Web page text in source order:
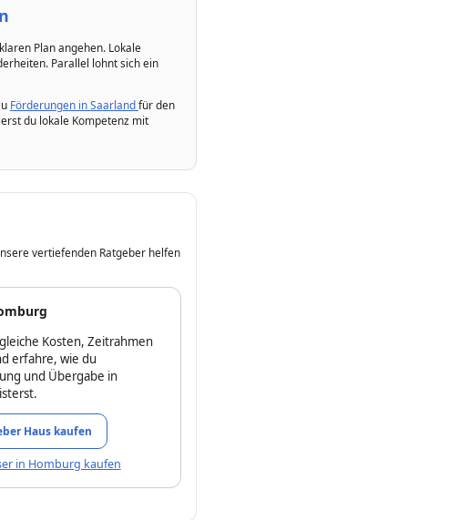
Plan angehen. Lokale
Parallel lohnt sich ein
Förderungen in Saarlandfür den
du lokale Kompetenz mit
vertiefenden Ratgeber helfen
Kosten, Zeitrahmen
erfahre, wie du
und Übergabe in
Haus kaufen
in Homburg kaufen